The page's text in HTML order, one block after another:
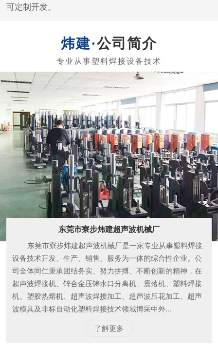
可定制开发。
公司简介
东莞市寮步炜建超声波机械厂
东莞市寮步炜建超声波机械厂是一家专业从事塑料焊接
设备技术开发、生产、销售、服务为一体的综合性企业。公
司全体同仁秉承团结务实、努力拼搏、不断创新的精神，在
超声波焊接机、锌合金压铸水口分离机、震落机、塑料焊接
机、塑胶热熔机、超声波焊接加工、超声波压花加工、超声
波模具及非标自动化塑料焊接技术领域博采中外...
了解更多